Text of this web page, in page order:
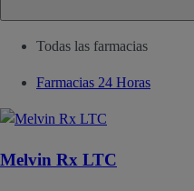
Todas las farmacias
Farmacias 24 Horas
Melvin Rx LTC